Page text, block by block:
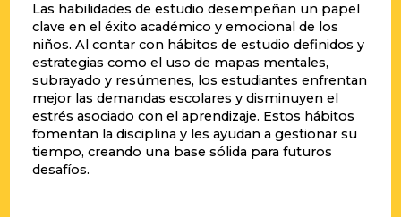
Las habilidades de estudio desempeñan un papel
clave en el éxito académico y emocional de los
niños. Al contar con hábitos de estudio definidos y
estrategias como el uso de mapas mentales,
subrayado y resúmenes, los estudiantes enfrentan
mejor las demandas escolares y disminuyen el
estrés asociado con el aprendizaje. Estos hábitos
fomentan la disciplina y les ayudan a gestionar su
tiempo, creando una base sólida para futuros
desafíos.